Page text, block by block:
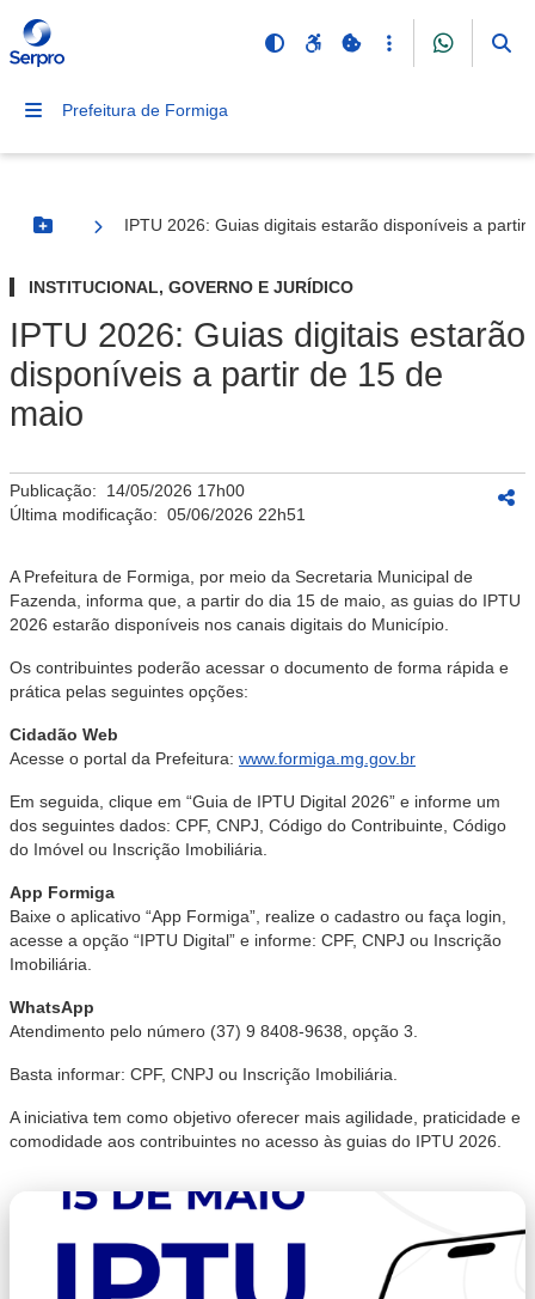
Prefeitura de Formiga
Botão Menu
IPTU 2026: Guias digitais estarão disponíveis a partir
INSTITUCIONAL, GOVERNO E JURÍDICO
IPTU 2026: Guias digitais estarão
disponíveis a partir de 15 de
maio
Publicação: 14/05/2026 17h00
Última modificação: 05/06/2026 22h51
A Prefeitura de Formiga, por meio da Secretaria Municipal de
Fazenda, informa que, a partir do dia 15 de maio, as guias do IPTU
2026 estarão disponíveis nos canais digitais do Município.
Os contribuintes poderão acessar o documento de forma rápida e
prática pelas seguintes opções:
Cidadão Web
Acesse o portal da Prefeitura: www.formiga.mg.gov.br
Em seguida, clique em “Guia de IPTU Digital 2026” e informe um
dos seguintes dados: CPF, CNPJ, Código do Contribuinte, Código
do Imóvel ou Inscrição Imobiliária.
App Formiga
Baixe o aplicativo “App Formiga”, realize o cadastro ou faça login,
acesse a opção “IPTU Digital” e informe: CPF, CNPJ ou Inscrição
Imobiliária.
WhatsApp
Atendimento pelo número (37) 9 8408-9638, opção 3.
Basta informar: CPF, CNPJ ou Inscrição Imobiliária.
A iniciativa tem como objetivo oferecer mais agilidade, praticidade e
comodidade aos contribuintes no acesso às guias do IPTU 2026.